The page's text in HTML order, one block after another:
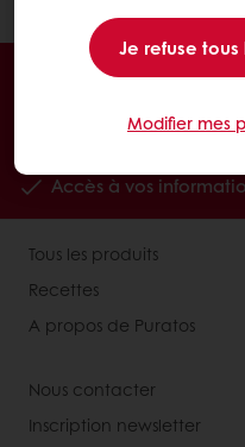
Je refuse
Modifier mes
Commandes en ligne
Paiement en ligne
Accès à vos
Tous les produits
Recettes
A propos de Puratos
Nous contacter
Inscription newsletter